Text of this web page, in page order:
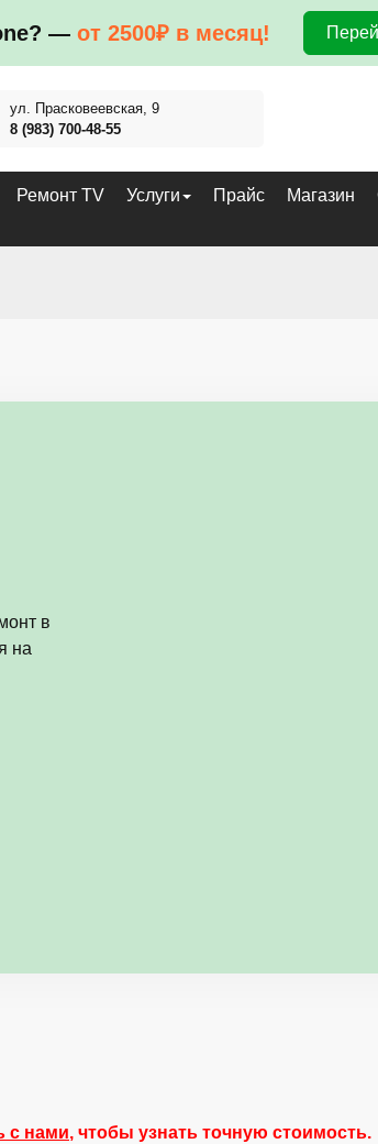
— от 2500₽ в месяц!
ул. Прасковеевская, 9
8 (983) 700-48-55
Ремонт TV Услуги Прайс Магазин
в
на
с нами, чтобы узнать точную стоимость.